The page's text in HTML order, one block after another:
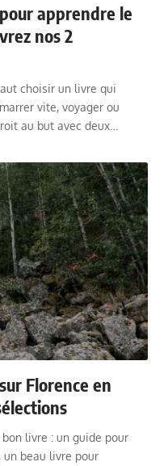
apprendre le
nos 2
choisir un livre qui
vite, voyager ou
au but avec deux…
Florence en
livre : un guide pour
beau livre pour